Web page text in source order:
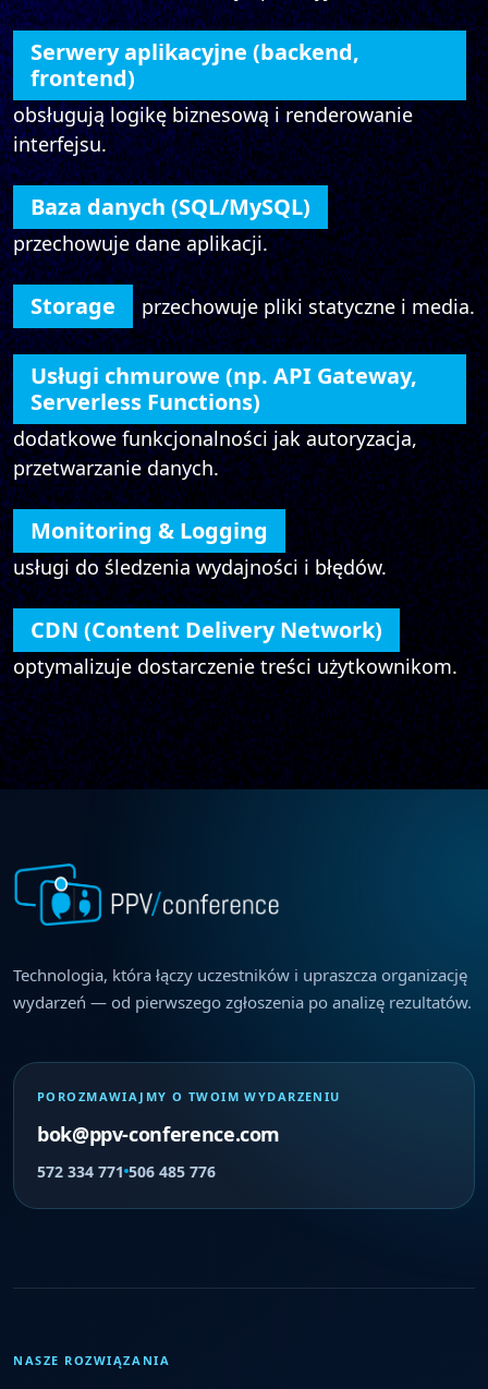
Serwery aplikacyjne (backend,
frontend)
obsługują logikę biznesową i renderowanie
interfejsu.
Baza danych (SQL/MySQL)
przechowuje dane aplikacji.
Storage przechowuje pliki statyczne i media.
Usługi chmurowe (np. API Gateway,
Serverless Functions)
dodatkowe funkcjonalności jak autoryzacja,
przetwarzanie danych.
Monitoring & Logging
usługi do śledzenia wydajności i błędów.
CDN (Content Delivery Network)
optymalizuje dostarczenie treści użytkownikom.
Technologia, która łączy uczestników i upraszcza organizację
wydarzeń — od pierwszego zgłoszenia po analizę rezultatów.
POROZMAWIAJMY O TWOIM WYDARZENIU
bok@ppv-conference.com
572 334 771 506 485 776
NASZE ROZWIĄZANIA